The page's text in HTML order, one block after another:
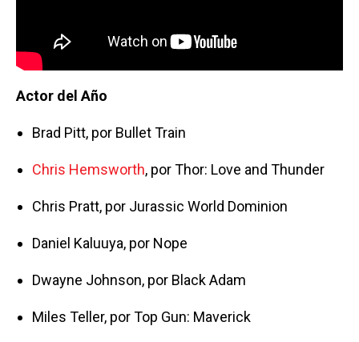
Actor del Año
Brad Pitt, por Bullet Train
Chris Hemsworth, por Thor: Love and Thunder
Chris Pratt, por Jurassic World Dominion
Daniel Kaluuya, por Nope
Dwayne Johnson, por Black Adam
Miles Teller, por Top Gun: Maverick